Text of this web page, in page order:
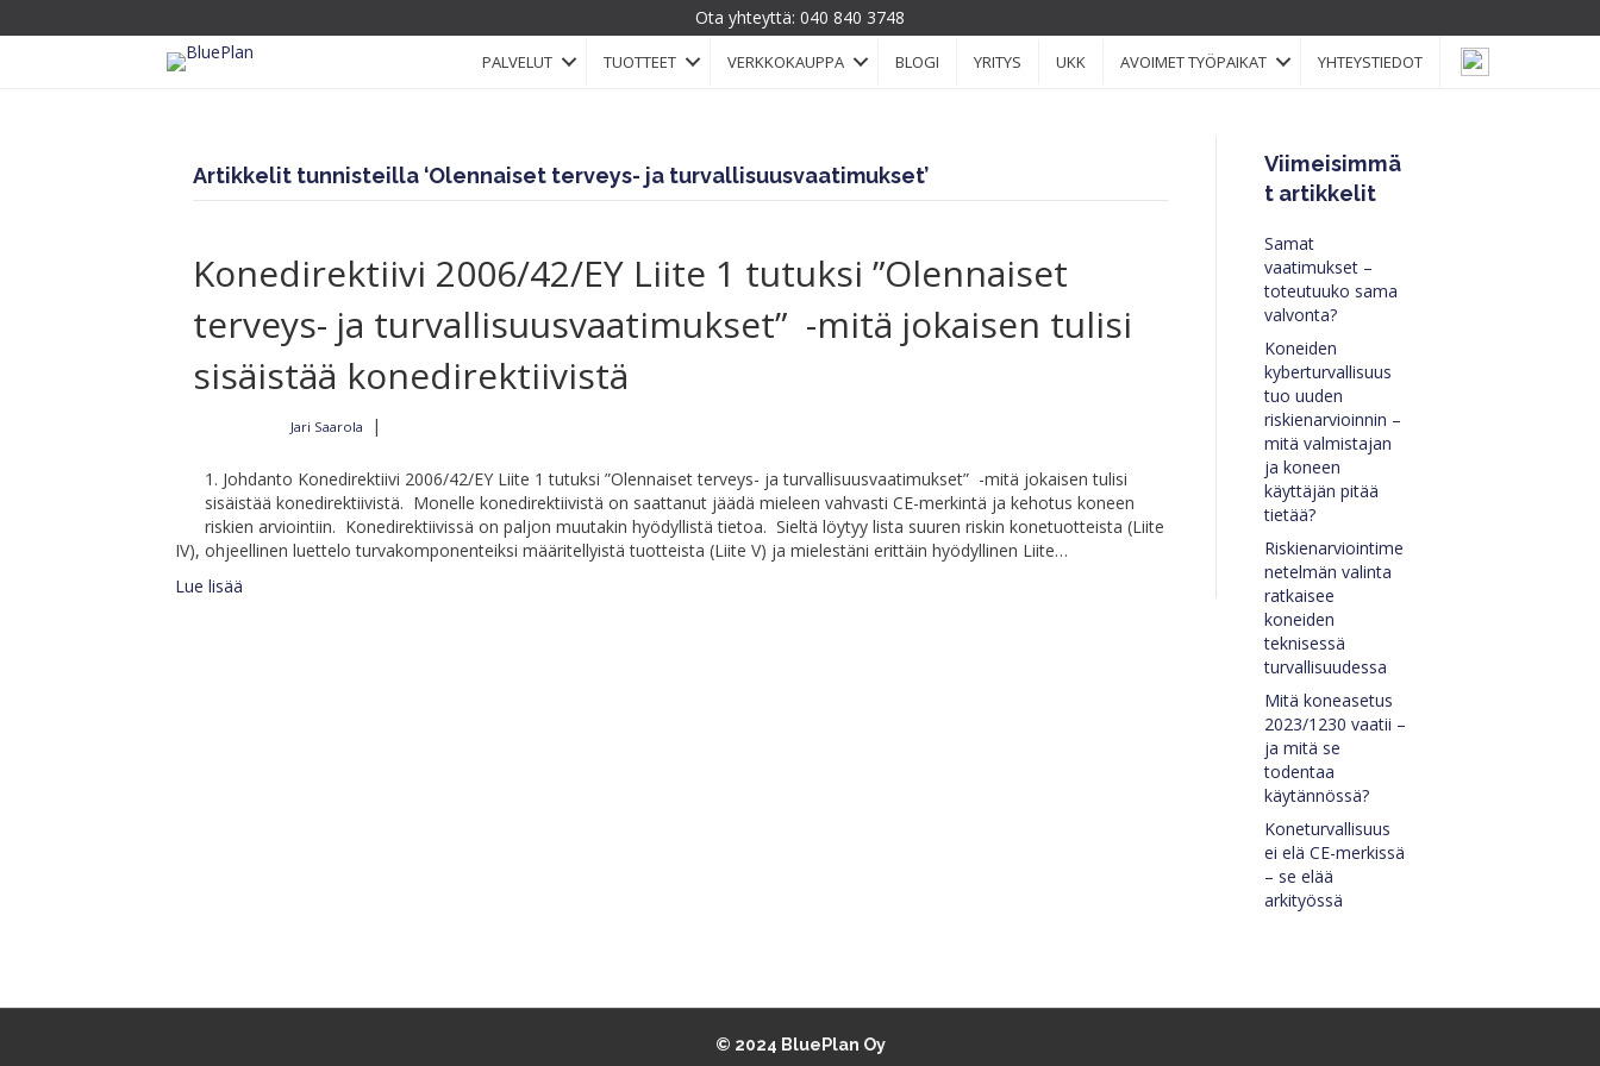
Ota yhteyttä: 040 840 3748
PALVELUT TUOTTEET VERKKOKAUPPA BLOGI YRITYS UKK AVOIMET TYÖPAIKAT YHTEYSTIEDOT
Artikkelit tunnisteilla ‘Olennaiset terveys- ja turvallisuusvaatimukset’
Konedirektiivi 2006/42/EY Liite 1 tutuksi ”Olennaiset
terveys- ja turvallisuusvaatimukset” -mitä jokaisen tulisi
sisäistää konedirektiivistä
Jari Saarola |
1. Johdanto Konedirektiivi 2006/42/EY Liite 1 tutuksi ”Olennaiset terveys- ja turvallisuusvaatimukset” -mitä jokaisen tulisi
sisäistää konedirektiivistä. Monelle konedirektiivistä on saattanut jäädä mieleen vahvasti CE-merkintä ja kehotus koneen
riskien arviointiin. Konedirektiivissä on paljon muutakin hyödyllistä tietoa. Sieltä löytyy lista suuren riskin konetuotteista (Liite
IV), ohjeellinen luettelo turvakomponenteiksi määritellyistä tuotteista (Liite V) ja mielestäni erittäin hyödyllinen Liite…
Lue lisää
Viimeisimmä
t artikkelit
Samat
vaatimukset –
toteutuuko sama
valvonta?
Koneiden
kyberturvallisuus
tuo uuden
riskienarvioinnin –
mitä valmistajan
ja koneen
käyttäjän pitää
tietää?
Riskienarviointime
netelmän valinta
ratkaisee
koneiden
teknisessä
turvallisuudessa
Mitä koneasetus
2023/1230 vaatii –
ja mitä se
todentaa
käytännössä?
Koneturvallisuus
ei elä CE-merkissä
– se elää
arkityössä
© 2024 BluePlan Oy